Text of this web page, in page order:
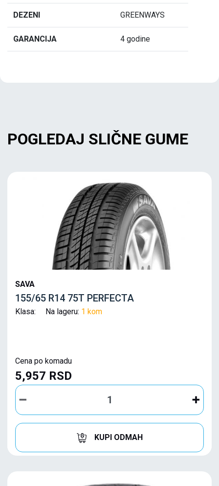
DEZENI GREENWAYS
GARANCIJA 4 godine
POGLEDAJ SLIČNE GUME
SAVA
155/65 R14 75T PERFECTA
Klasa: Na lageru: 1 kom
Cena po komadu
5,957 RSD
KUPI ODMAH